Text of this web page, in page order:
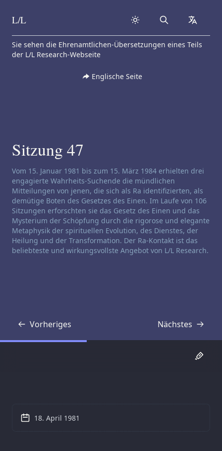
Skip to content
L/L Search
Sie sehen die Ehrenamtlichen-Übersetzungen eines Teils
der L/L Research-Webseite
Englische Seite
Sitzung 47
Haftungsausschluss für Channeling:
Vom 15. Januar 1981 bis zum 15. März 1984 erhielten drei
engagierte Wahrheits-Suchende die mündlichen
Mitteilungen von jenen, die sich als Ra identifizierten, als
demütige Boten des Gesetzes des Einen. Im Laufe von 106
Sitzungen erforschten sie das Gesetz des Einen und das
Mysterium der Schöpfung durch die rigorose und elegante
Metaphysik der spirituellen Evolution, des Dienstes, der
Heilung und der Transformation. Der Ra-Kontakt ist das
beliebteste und wirkungsvollste Angebot von L/L Research.
Vorheriges
Transkript Nächstes
Transkript
18. April 1981